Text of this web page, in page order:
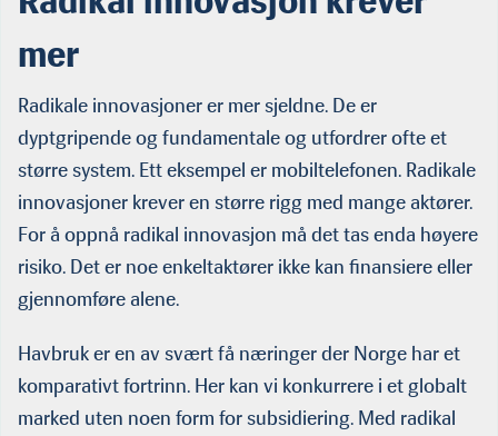
områder for oppdrett på en måte som er utenkelig sammenlignet med
mer
Radikale innovasjoner er mer sjeldne. De er
dyptgripende og fundamentale og utfordrer ofte et
større system. Ett eksempel er mobiltelefonen. Radikale
innovasjoner krever en større rigg med mange aktører.
For å oppnå radikal innovasjon må det tas enda høyere
risiko. Det er noe enkeltaktører ikke kan finansiere eller
gjennomføre alene.
Havbruk er en av svært få næringer der Norge har et
komparativt fortrinn. Her kan vi konkurrere i et globalt
marked uten noen form for subsidiering. Med radikal